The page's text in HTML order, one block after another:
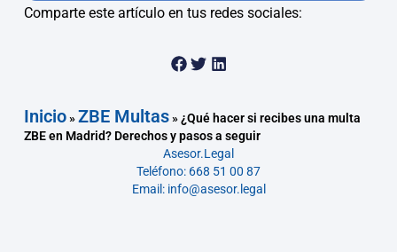
Comparte este artículo en tus redes sociales:
Inicio»ZBE Multas»¿Qué hacer si recibes una multa
ZBE en Madrid? Derechos y pasos a seguir
Asesor.Legal
Teléfono: 668 51 00 87
Email: info@asesor.legal